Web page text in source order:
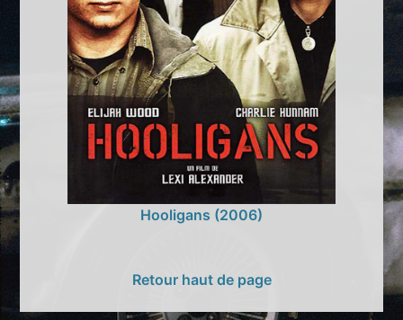
Hooligans (2006)
Retour haut de page